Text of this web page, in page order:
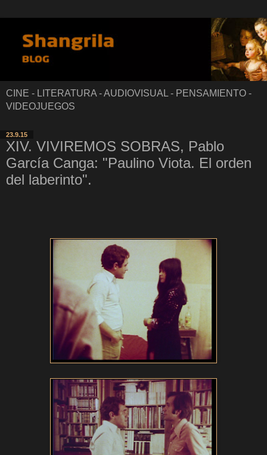
CINE - LITERATURA - AUDIOVISUAL - PENSAMIENTO -
VIDEOJUEGOS
23.9.15
XIV. VIVIREMOS SOBRAS, Pablo
García Canga: "Paulino Viota. El orden
del laberinto".